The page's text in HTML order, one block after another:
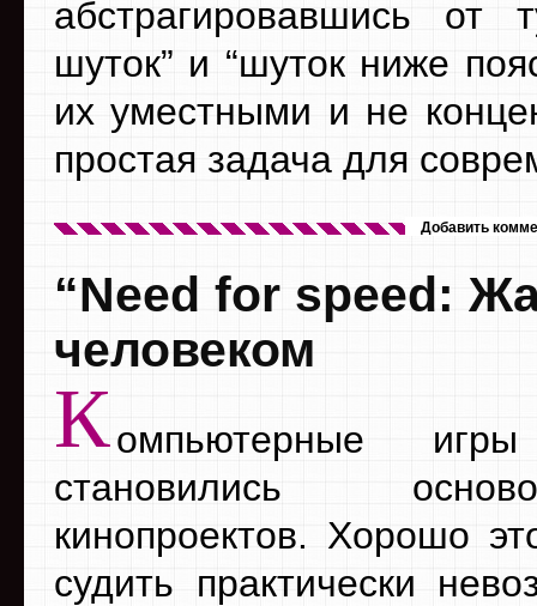
абстрагировавшись от
шуток” и “шуток ниже
их уместными и не
простая задача для
Добавить
“Need for speed:
человеком
Компьютерные
становились
кинопроектов. Хорошо
судить практически